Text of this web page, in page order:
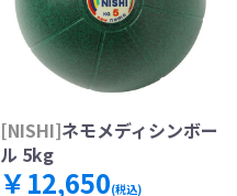
[NISHI]ネモメディシンボー
ル 5kg
￥12,650(税込)